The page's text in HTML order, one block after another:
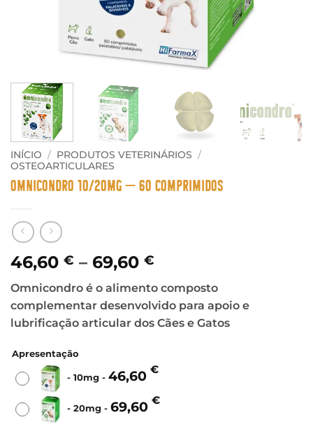
INÍCIO / PRODUTOS VETERINÁRIOS /
OSTEOARTICULARES
Omnicondro 10/20mg – 60 Comprimidos
46,60 € – 69,60 €
46,60 €
through
69,60 €
Omnicondro é o alimento composto
complementar desenvolvido para apoio e
lubrificação articular dos Cães e Gatos
Apresentação
- 10mg - 46,60 €
- 20mg - 69,60 €